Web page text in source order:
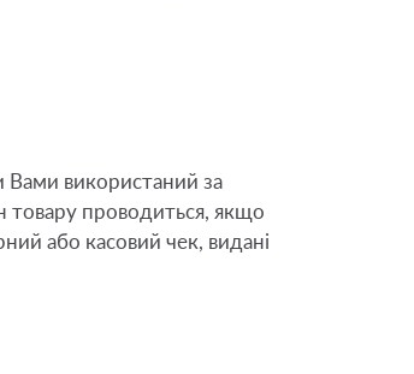
використаний за
товару проводиться, якщо
або касовий чек, видані